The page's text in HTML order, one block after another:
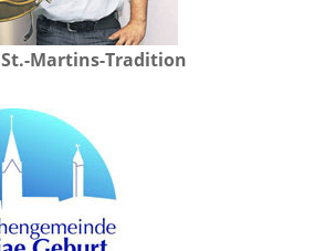
St.-Martins-Tradition